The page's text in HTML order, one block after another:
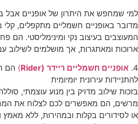
למי שמחפש את היתרון של אופניים אבל
מדובר באופניים חשמליים מתקפלים, קלי
המעוצבים בעיצוב נקי ומינימליסטי. הם
ארוכות ומאתגרות, אך מושלמים לשילוב
4. אופניים חשמליים ריידר (Rider ) הם
להתניידות עירונית יומיומית
בזכות שילוב מדויק בין מנוע עוצמתי,
מרשים, הם מאפשרים לכם לצלוח את
או לסידורים בקלות ובמהירות, ללא מאמץ